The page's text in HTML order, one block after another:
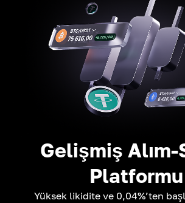
Gelişmiş Alım-
Platformu
Yüksek likidite ve 0,04%’ten